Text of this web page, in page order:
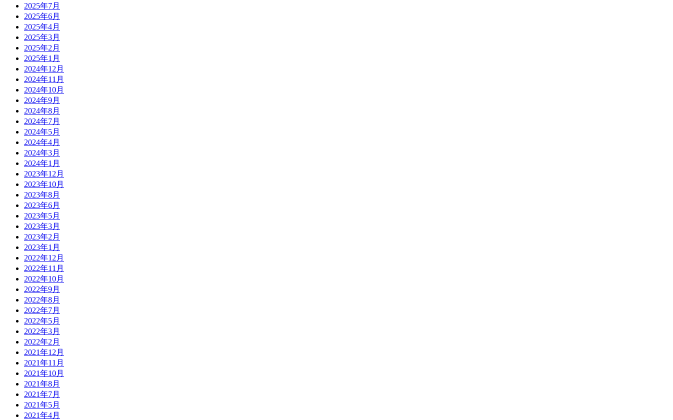
2025年7月
2025年6月
2025年4月
2025年3月
2025年2月
2025年1月
2024年12月
2024年11月
2024年10月
2024年9月
2024年8月
2024年7月
2024年5月
2024年4月
2024年3月
2024年1月
2023年12月
2023年10月
2023年8月
2023年6月
2023年5月
2023年3月
2023年2月
2023年1月
2022年12月
2022年11月
2022年10月
2022年9月
2022年8月
2022年7月
2022年5月
2022年3月
2022年2月
2021年12月
2021年11月
2021年10月
2021年8月
2021年7月
2021年5月
2021年4月